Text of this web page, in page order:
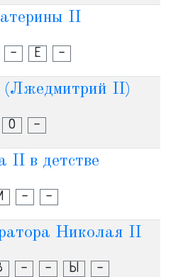
II
- Е -
(Лжедмитрий II)
О -
II в детстве
- -
Николая II
- - Ы -